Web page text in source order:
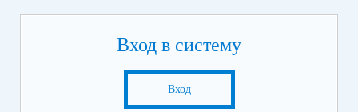
Вход в систему
Вход